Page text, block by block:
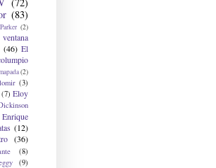
(83)
(2)
(46) El
(2)
(3)
(7) Eloy
Enrique
(12)
(36)
(8)
(9)